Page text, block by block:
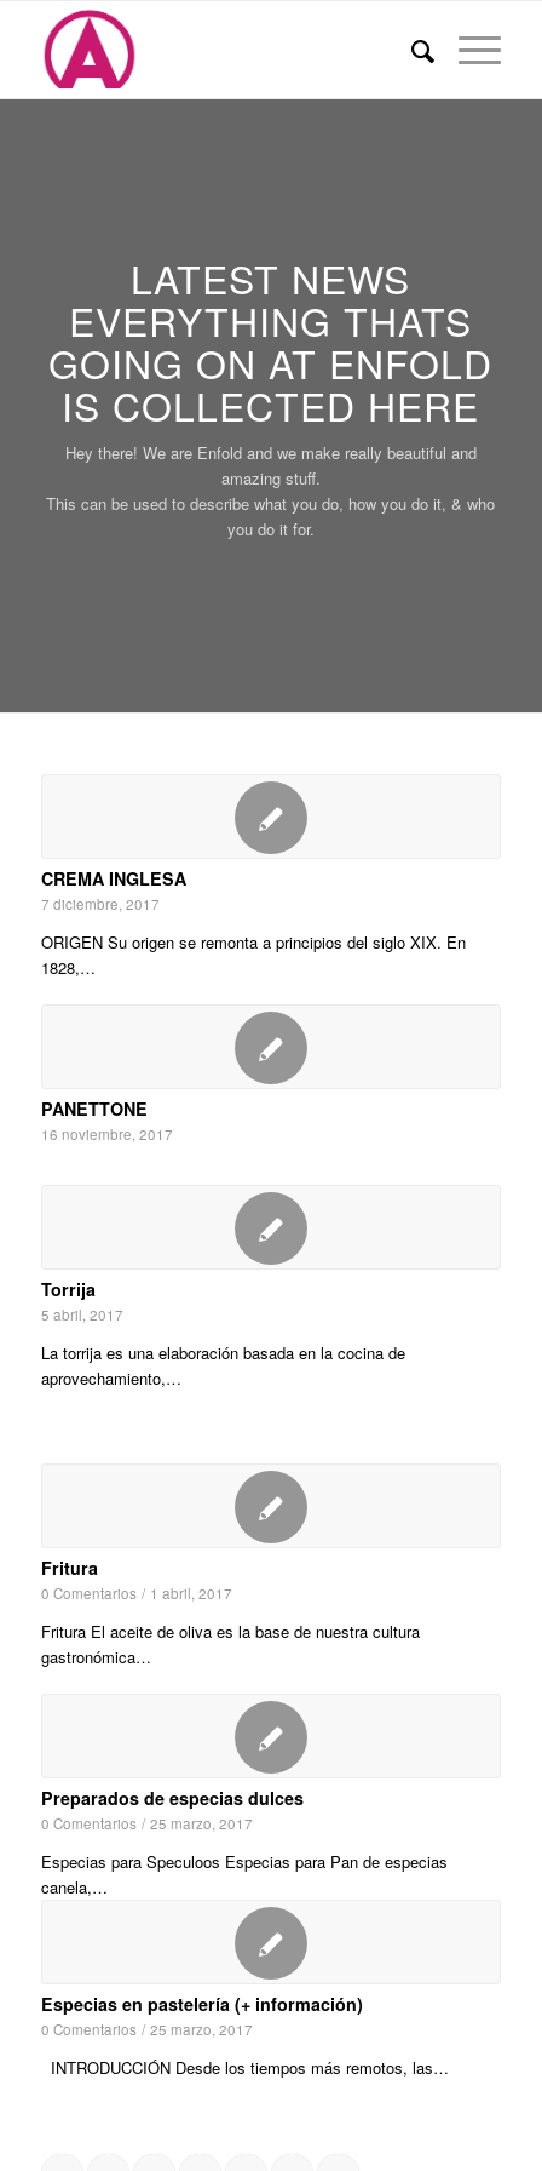
LATEST NEWS
EVERYTHING THATS
GOING ON AT ENFOLD
IS COLLECTED HERE
Hey there! We are Enfold and we make really beautiful and
amazing stuff.
This can be used to describe what you do, how you do it, & who
you do it for.
CREMA INGLESA
7 diciembre, 2017
ORIGEN Su origen se remonta a principios del siglo XIX. En
1828,…
PANETTONE
16 noviembre, 2017
Torrija
5 abril, 2017
La torrija es una elaboración basada en la cocina de
aprovechamiento,…
Fritura
0 Comentarios / 1 abril, 2017
Fritura El aceite de oliva es la base de nuestra cultura
gastronómica…
Preparados de especias dulces
0 Comentarios / 25 marzo, 2017
Especias para Speculoos Especias para Pan de especias
canela,…
Especias en pastelería (+ información)
0 Comentarios / 25 marzo, 2017
INTRODUCCIÓN Desde los tiempos más remotos, las…